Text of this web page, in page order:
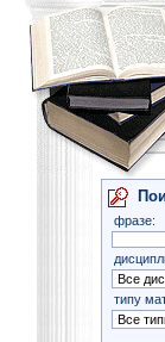
фразе:
типу